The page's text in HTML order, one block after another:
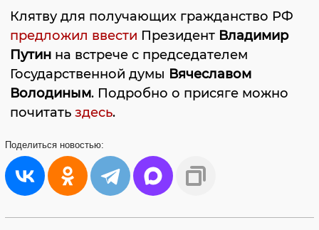
Клятву для получающих гражданство РФ
предложил ввести Президент Владимир
Путин на встрече с председателем
Государственной думы Вячеславом
Володиным. Подробно о присяге можно
почитать здесь.
Поделиться новостью: